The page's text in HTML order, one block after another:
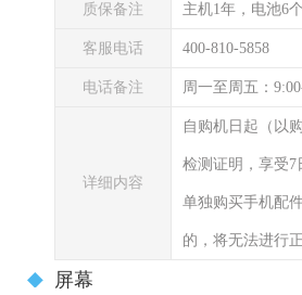
质保备注 主机1年，电池6
客服电话 400-810-5858
电话备注 周一至周五：
详细内容
自购机日起（以
检测证明，享受7
单独购买手机配
的，将无法进行
屏幕